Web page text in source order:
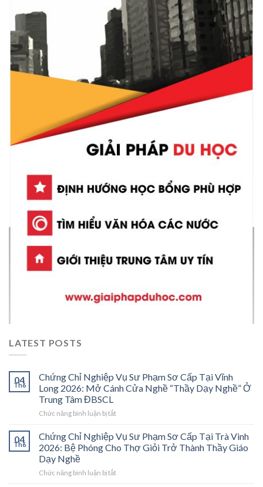
LATEST POSTS
04
Th6
Chứng Chỉ Nghiệp Vụ Sư Phạm Sơ Cấp Tại Vĩnh
Long 2026: Mở Cánh Cửa Nghề “Thầy Dạy Nghề” Ở
Trung Tâm ĐBSCL
Chức năng bình luận bị tắtở
Chỉ
Nghiệp
Vụ
Phạm
04
Th6
Chứng Chỉ Nghiệp Vụ Sư Phạm Sơ Cấp Tại Trà Vinh
2026: Bệ Phóng Cho Thợ Giỏi Trở Thành Thầy Giáo
Dạy Nghề
Chức năng bình luận bị tắtở